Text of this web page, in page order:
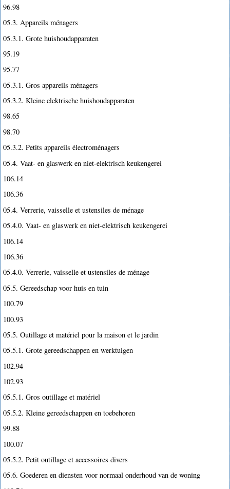
96.98
05.3. Appareils ménagers
05.3.1. Grote huishoudapparaten
95.19
95.77
05.3.1. Gros appareils ménagers
05.3.2. Kleine elektrische huishoudapparaten
98.65
98.70
05.3.2. Petits appareils électroménagers
05.4. Vaat- en glaswerk en niet-elektrisch keukengerei
106.14
106.36
05.4. Verrerie, vaisselle et ustensiles de ménage
05.4.0. Vaat- en glaswerk en niet-elektrisch keukengerei
106.14
106.36
05.4.0. Verrerie, vaisselle et ustensiles de ménage
05.5. Gereedschap voor huis en tuin
100.79
100.93
05.5. Outillage et matériel pour la maison et le jardin
05.5.1. Grote gereedschappen en werktuigen
102.94
102.93
05.5.1. Gros outillage et matériel
05.5.2. Kleine gereedschappen en toebehoren
99.88
100.07
05.5.2. Petit outillage et accessoires divers
05.6. Goederen en diensten voor normaal onderhoud van de woning